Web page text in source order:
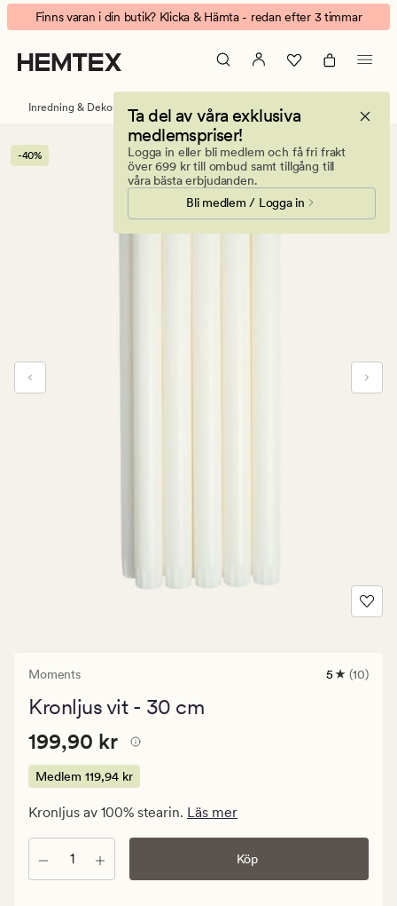
Moments
kronljus
Animerad
banner.
Klicka
på
att
pausa.
Finns varan i din butik? Klicka & Hämta - redan efter 3 timmar
Ta del av våra exklusiva
medlemspriser!
Logga in eller bli medlem och få fri frakt
över 699 kr till ombud samt tillgång till
våra bästa erbjudanden.
Bli medlem / Logga in
Inredning & Dekorationer Ljus & doftljus Kronljus
-40%
Moments
10
5 (10)
Kronljus vit - 30 cm
Pris
199,90
kr.
119,94
kr
Pris 199,90 kr
199,90 kr
Medlem 119,94 kr
Kronljus av 100% stearin. Läs mer
Antal Köp